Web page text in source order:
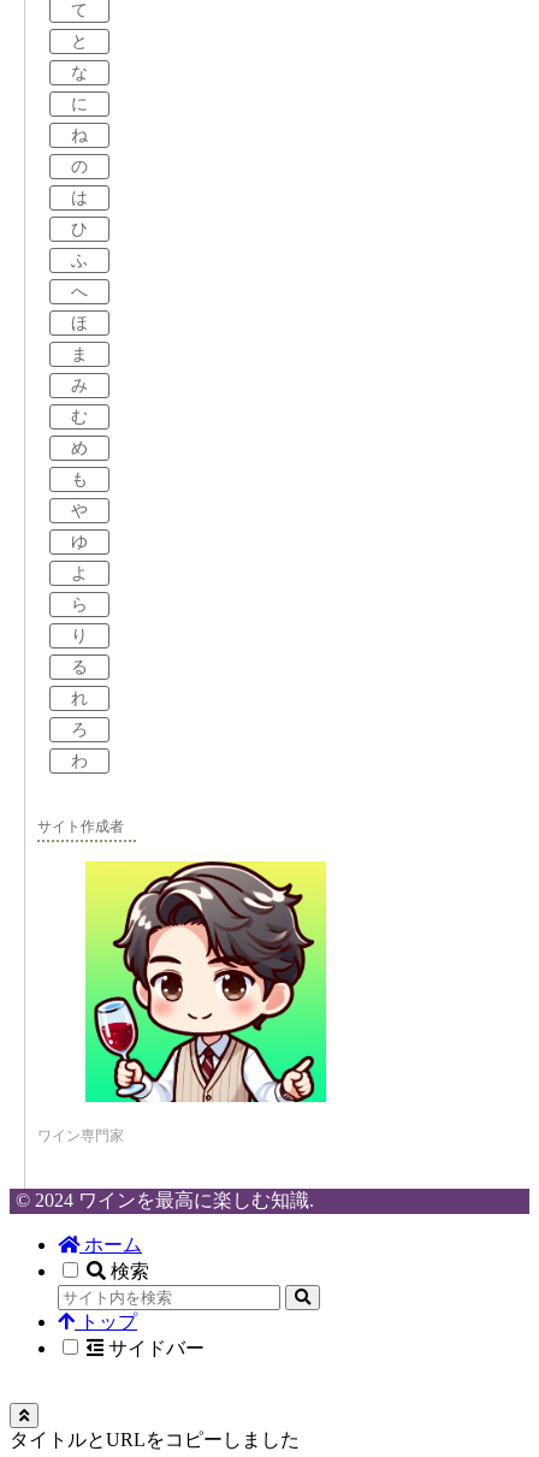
て
と
な
に
ね
の
は
ひ
ふ
へ
ほ
ま
み
む
め
も
や
ゆ
よ
ら
り
る
れ
ろ
わ
サイト作成者
ワイン専門家
© 2024 ワインを最高に楽しむ知識.
ホーム
検索
トップ
サイドバー
タイトルとURLをコピーしました